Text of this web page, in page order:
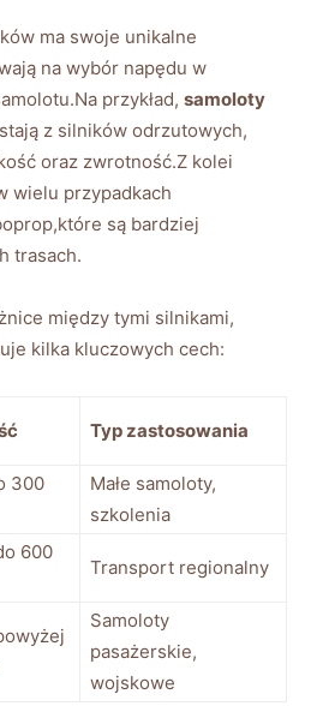
ma swoje unikalne
na wybór napędu w⁢
przykład, samoloty‍
z silników⁤ odrzutowych,
oraz⁢ zwrotność.Z kolei
wielu przypadkach
⁤są bardziej
trasach.
między tymi silnikami,⁤
kilka kluczowych cech:
Typ zastosowania
300‍
Małe samoloty,
⁣szkolenia
600
Transport regionalny
Samoloty
pasażerskie,
wojskowe